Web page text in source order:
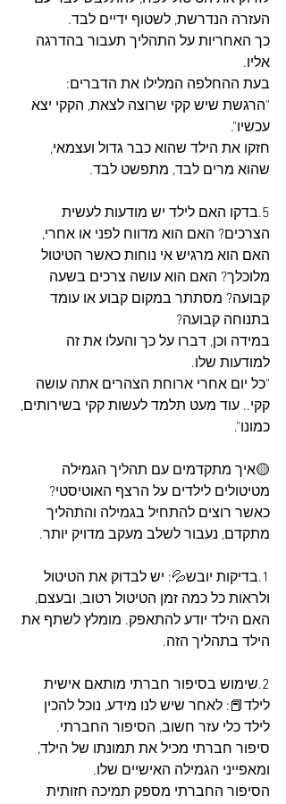
העזרה הנדרשת, לשטוף ידיים לבד.
כך האחריות על התהליך תעבור בהדרגה
אליו.
בעת ההחלפה המלילו את הדברים:
"הרגשת שיש קקי שרוצה לצאת, הקקי יצא
עכשיו".
חזקו את הילד שהוא כבר גדול ועצמאי,
שהוא מרים לבד, מתפשט לבד.
5.בדקו האם לילד יש מודעות לעשית
הצרכים? האם הוא מדווח לפני או אחרי,
האם הוא מרגיש אי נוחות כאשר הטיטול
מלוכלך? האם הוא עושה צרכים בשעה
קבועה? מסתתר במקום קבוע או עומד
בתנוחה קבועה?
במידה וכן, דברו על כך והעלו את זה
למודעות שלו.
"כל יום אחרי ארוחת הצהרים אתה עושה
קקי.. עוד מעט תלמד לעשות קקי בשירותים,
כמונו".
🟡איך מתקדמים עם תהליך הגמילה
מטיטולים לילדים על הרצף האוטיסטי?
כאשר רוצים להתחיל בגמילה והתהליך
מתקדם, נעבור לשלב מעקב מדויק יותר.
1.בדיקות יובש💦: יש לבדוק את הטיטול
ולראות כל כמה זמן הטיטול רטוב, ובעצם,
האם הילד יודע להתאפק. מומלץ לשתף את
הילד בתהליך הזה.
2.שימוש בסיפור חברתי מותאם אישית
לילד📕: לאחר שיש לנו מידע, נוכל להכין
לילד כלי עזר חשוב, הסיפור החברתי.
סיפור חברתי מכיל את תמונתו של הילד,
ומאפייני הגמילה האישיים שלו.
הסיפור החברתי מספק תמיכה חזותית